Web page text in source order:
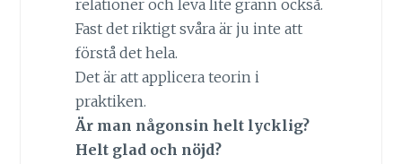
relationer och leva lite grann också.
Fast det riktigt svåra är ju inte att
förstå det hela.
Det är att applicera teorin i
praktiken.
Är man någonsin helt lycklig?
Helt glad och nöjd?